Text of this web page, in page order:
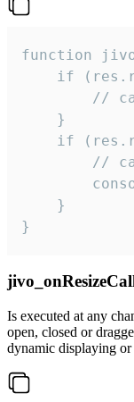
function
if
//
    }
if
//
    }
}
Is executed at any
open, closed or
dynamic displaying or